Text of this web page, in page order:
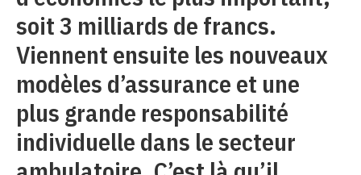
soit 3 milliards de francs.
Viennent ensuite les nouveaux
modèles d’assurance et une
plus grande responsabilité
individuelle dans le secteur